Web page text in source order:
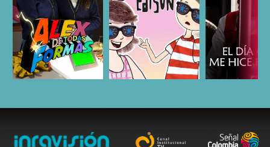
ESCUCHAR ESCUCHAR